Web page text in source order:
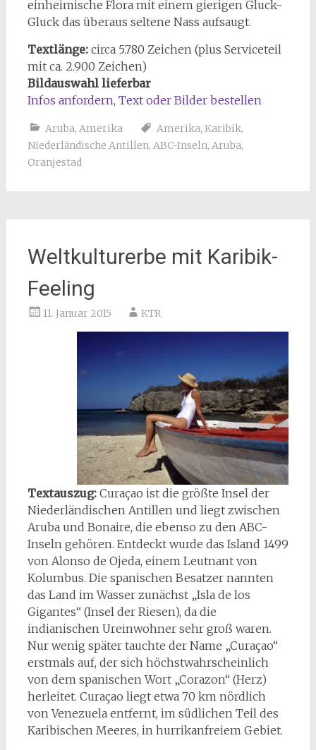
einheimische Flora mit einem gierigen Gluck-
Gluck das überaus seltene Nass aufsaugt.
Textlänge:circa 5.780 Zeichen (plus Serviceteil
mit ca. 2.900 Zeichen)
Bildauswahl lieferbar
Infos anfordern, Text oder Bilder bestellen
Aruba, Amerika Amerika, Karibik,
Niederländische Antillen, ABC-Inseln, Aruba,
Oranjestad
Weltkulturerbe mit Karibik-
Feeling
11. Januar 2015 KTR
Textauszug: Curaçao ist die größte Insel der
Niederländischen Antillen und liegt zwischen
Aruba und Bonaire, die ebenso zu den ABC-
Inseln gehören. Entdeckt wurde das Island 1499
von Alonso de Ojeda, einem Leutnant von
Kolumbus. Die spanischen Besatzer nannten
das Land im Wasser zunächst „Isla de los
Gigantes“ (Insel der Riesen), da die
indianischen Ureinwohner sehr groß waren.
Nur wenig später tauchte der Name „Curaçao“
erstmals auf, der sich höchstwahrscheinlich
von dem spanischen Wort „Corazon“ (Herz)
herleitet. Curaçao liegt etwa 70 km nördlich
von Venezuela entfernt, im südlichen Teil des
Karibischen Meeres, in hurrikanfreiem Gebiet.